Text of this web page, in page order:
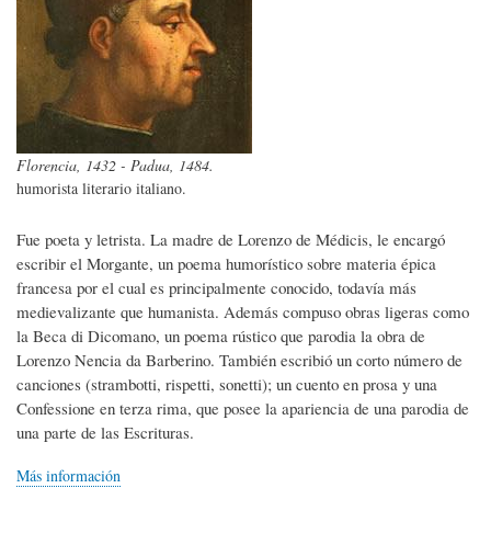
Florencia, 1432 - Padua, 1484.
humorista literario italiano.
Fue poeta y letrista. La madre de Lorenzo de Médicis, le encargó
escribir el Morgante, un poema humorístico sobre materia épica
francesa por el cual es principalmente conocido, todavía más
medievalizante que humanista. Además compuso obras ligeras como
la Beca di Dicomano, un poema rústico que parodia la obra de
Lorenzo Nencia da Barberino. También escribió un corto número de
canciones (strambotti, rispetti, sonetti); un cuento en prosa y una
Confessione en terza rima, que posee la apariencia de una parodia de
una parte de las Escrituras.
Más información